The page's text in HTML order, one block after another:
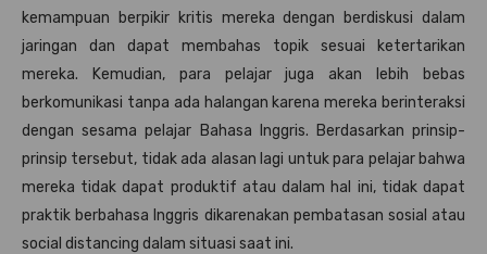
kemampuan berpikir kritis mereka dengan berdiskusi dalam
jaringan dan dapat membahas topik sesuai ketertarikan
mereka. Kemudian, para pelajar juga akan lebih bebas
berkomunikasi tanpa ada halangan karena mereka berinteraksi
dengan sesama pelajar Bahasa Inggris. Berdasarkan prinsip-
prinsip tersebut, tidak ada alasan lagi untuk para pelajar bahwa
mereka tidak dapat produktif atau dalam hal ini, tidak dapat
praktik berbahasa Inggris dikarenakan pembatasan sosial atau
social distancing dalam situasi saat ini.